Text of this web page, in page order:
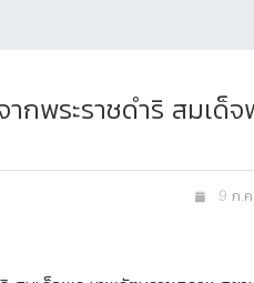
พระราชดำริ สมเด็จ
9 ก.